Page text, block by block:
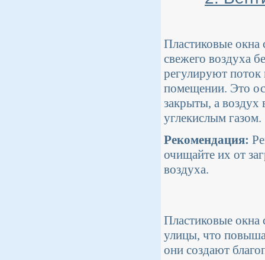
Пластиковые окна
свежего воздуха
регулируют поток
помещении. Это
закрыты, а
углекислым газом.
Рекомендация:
очищайте их от
воздуха.
Пластиковые
улицы, что
они создают